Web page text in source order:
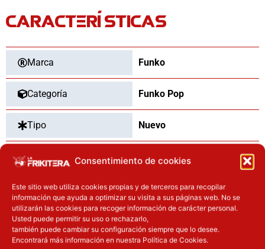
Consentimiento de cookies
Este sitio web utiliza cookies propias y de terceros para recopilar
información que ayuda a optimizar su visita a sus páginas web. No se
utilizarán las cookies para recoger información de carácter personal.
Usted puede permitir su uso o rechazarlo,
también puede cambiar su configuración siempre que lo desee.
Encontrará más información en nuestra Política de Cookies.
Rex
cantidad
CARACTERÍSTICAS
Marca Funko
Categoría Funko Pop
Tipo Nuevo
Dimensiones 13cm
OTROS PRODUCTOS QUE TE
PUEDEN INTERESAR